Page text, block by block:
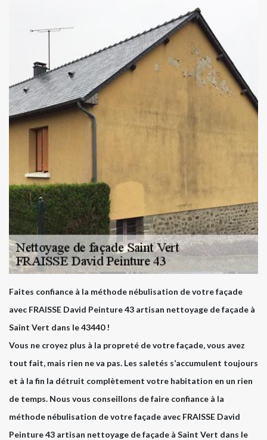
Faites confiance à la méthode nébulisation de votre façade
avec FRAISSE David Peinture 43 artisan nettoyage de façade à
Saint Vert dans le 43440 !
Vous ne croyez plus à la propreté de votre façade, vous avez
tout fait, mais rien ne va pas. Les saletés s’accumulent toujours
et à la fin la détruit complètement votre habitation en un rien
de temps. Nous vous conseillons de faire confiance à la
méthode nébulisation de votre façade avec FRAISSE David
Peinture 43 artisan nettoyage de façade à Saint Vert dans le